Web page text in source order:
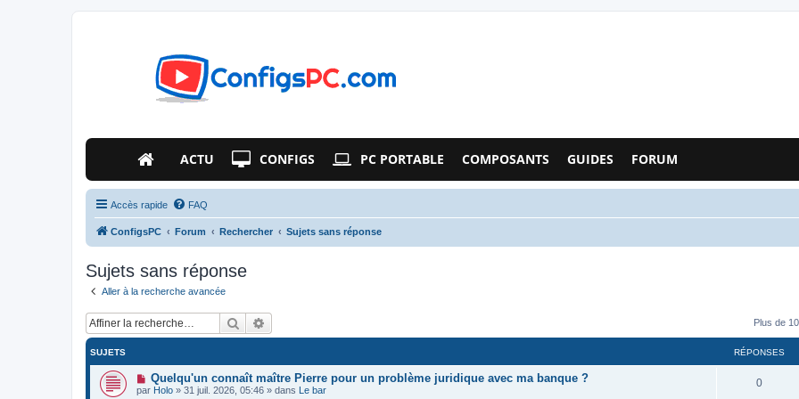
ACTU CONFIGS PC PORTABLE COMPOSANTS GUIDES FORUM
Accès rapide FAQ
ConfigsPC Forum Rechercher Sujets sans réponse
Sujets sans réponse
Aller à la recherche avancée
Rechercher Plus de
SUJETS RÉPONSES
N
o
u
Quelqu'un connaît maître Pierre pour un problème juridique avec ma banque ?
par Holo » 31 juil. 2026, 05:46 » dans Le bar
0